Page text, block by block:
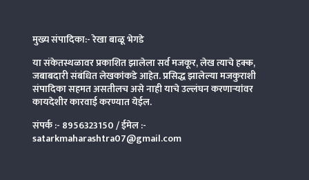
मुख्य संपादिका:- रेखा बाळू भेगडे
या संकेतस्थळावर प्रकाशित झालेला सर्व मजकूर, लेख त्याचे हक्क,
जबाबदारी संबंधित लेखकांकडे आहेत. प्रसिद्ध झालेल्या मजकुराशी
संपादिकासहमत असतीलच असे नाही याचे उल्लंघन करणाऱ्यांवर
कायदेशीर कारवाई करण्यात येईल.
संपर्क :- 8956323150/ ईमेल :-
satarkmaharashtra07@gmail.com